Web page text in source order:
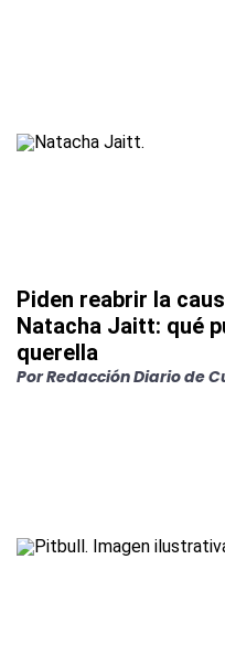
Piden reabrir la
Natacha Jaitt: qué
querella
PorRedacción Diario de